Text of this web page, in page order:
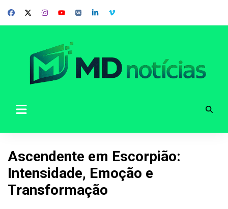
Ascendente em Escorpião:
Intensidade, Emoção e
Transformação